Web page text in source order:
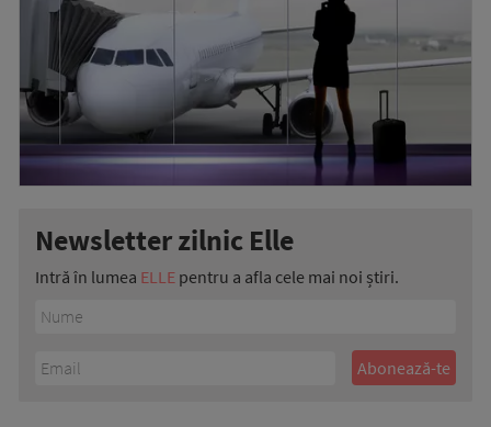
Newsletter zilnic Elle
Intră în lumea ELLE pentru a afla cele mai noi știri.